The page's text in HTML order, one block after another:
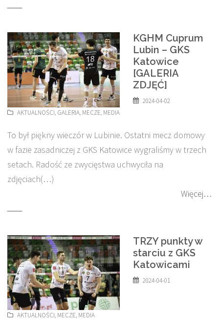
KGHM Cuprum
Lubin – GKS
Katowice
[GALERIA
ZDJĘĆ]
2024-04-02
AKTUALNOŚCI, GALERIA, MECZE, MEDIA
To był piękny wieczór w Lubinie. Ostatni mecz domowy
w fazie zasadniczej z GKS Katowice wygraliśmy w trzech
setach. Radość ze zwycięstwa uchwyciła na
zdjęciach(…)
Więcej…
TRZY punkty w
starciu z GKS
Katowicami
2024-04-01
AKTUALNOŚCI, MECZE, MEDIA